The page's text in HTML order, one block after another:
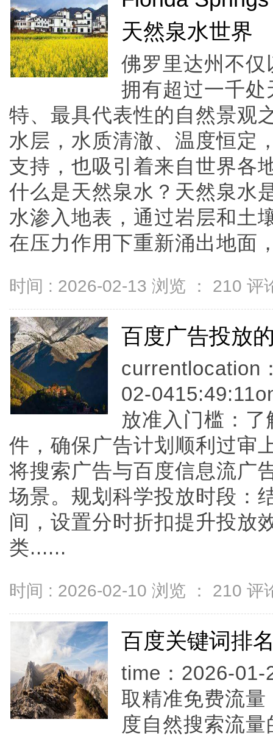
天然泉水世界
佛罗里达州不
拥有超过一千
特、最具代表性的自然景观
水层，水质清澈、温度恒定
支持，也吸引着来自世界各
什么是天然泉水？天然泉水
水渗入地表，通过岩层和土
在压力作用下重新涌出地面
时间 : 2026-02-13 浏览 ： 210 评
百度广告投放
currentlocation
02-
放准入门槛：
件，确保广告计划顺利过审
将搜索广告与百度信息流广
场景。规划科学投放时段：
间，设置分时折扣提升投放
类......
时间 : 2026-02-10 浏览 ： 210 评
百度关键词排
time：2026-
取精准免费流
度自然搜索流